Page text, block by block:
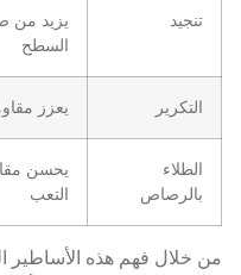
تنجيد
يزيد من
السطح
التكرير يعزز
الطلاء
بالرصاص
يحسن
التعب
من خلال فهم هذه الأساطير